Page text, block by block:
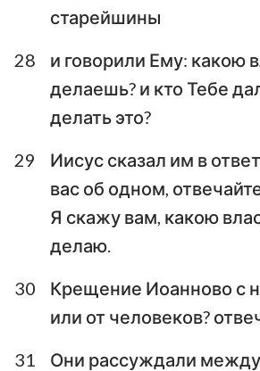
старейшины
28
и говорили Ему: какою
делаешь? и кто Тебе
делать это?
29
Иисус сказал им в
вас об одном,
Я скажу вам, какою
делаю.
30
Крещение Иоанново с
или от человеков?
31
Они рассуждали